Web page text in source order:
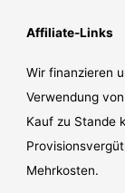
Affiliate-Links
Wir finanzieren
Verwendung
Kauf zu Stande
Mehrkosten.